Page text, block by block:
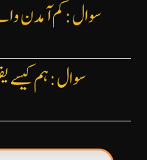
سوال: کم آمدن
سوال: ہم کیسے